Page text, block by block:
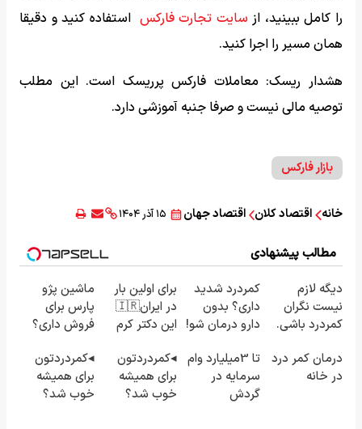
را کامل ببینید، از سایت تجارت فارکس استفاده کنید و دقیقا
همان مسیر را اجرا کنید.
هشدار ریسک: معاملات فارکس پرریسک است. این مطلب
توصیه مالی نیست و صرفا جنبه آموزشی دارد.
بازار فارکس
خانه اقتصاد کلان اقتصاد جهان ۱۵ آذر ۱۴۰۴
مطالب پیشنهادی
دیگه لازم
نیست نگران
کمردرد باشی.
موثر
کمردرد شدید
داری؟ بدون
دارو درمان شو!
رو پر کن))
برای اولین بار
در ایران🇮🇷
این دکتر کرم
23 روزه
ساخت!
ماشین پژو
پارس برای
فروش داری؟
بفروشش
درمان کمر درد
در خانه
تا 3میلیارد وام
سرمایه در
گردش
◂کمردردتون
برای همیشه
خوب شد؟
◂کمردردتون
برای همیشه
خوب شد؟